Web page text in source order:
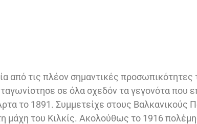
από τις πλέον σημαντικές προσωπικότητες
σε όλα σχεδόν τα γεγονότα που
το 1891. Συμμετείχε στους Βαλκανικούς
μάχη του Κιλκίς. Ακολούθως το 1916